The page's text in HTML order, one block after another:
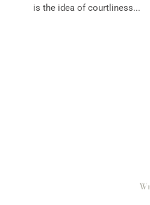
is the idea of courtliness...